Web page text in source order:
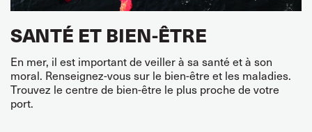
SANTÉ ET BIEN-ÊTRE
En mer, il est important de veiller à sa santé et à son
moral. Renseignez-vous sur le bien-être et les maladies.
Trouvez le centre de bien-être le plus proche de votre
port.